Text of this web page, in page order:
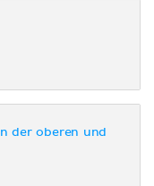
der oberen und